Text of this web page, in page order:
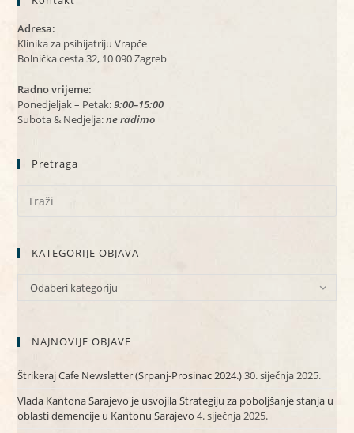
Adresa:
Klinika za psihijatriju Vrapče
Bolnička cesta 32, 10 090 Zagreb
Radno vrijeme:
Ponedjeljak – Petak:9:00–15:00
Subota & Nedjelja:ne radimo
Pretraga
KATEGORIJE OBJAVA
KATEGORIJE
Odaberi kategoriju
NAJNOVIJE OBJAVE
Štrikeraj Cafe Newsletter (Srpanj-Prosinac 2024.)30. siječnja 2025.
Vlada Kantona Sarajevo je usvojila Strategiju za poboljšanje stanja u
oblasti demencije u Kantonu Sarajevo 4. siječnja 2025.